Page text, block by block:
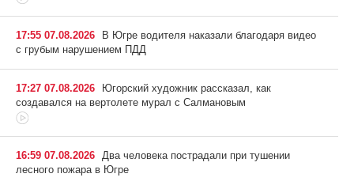
17:55 07.08.2026
В Югре водителя наказали благодаря видео
с грубым нарушением ПДД
17:27 07.08.2026
Югорский художник рассказал, как
создавался на вертолете мурал с Салмановым
16:59 07.08.2026 Два человека пострадали при тушении
лесного пожара в Югре